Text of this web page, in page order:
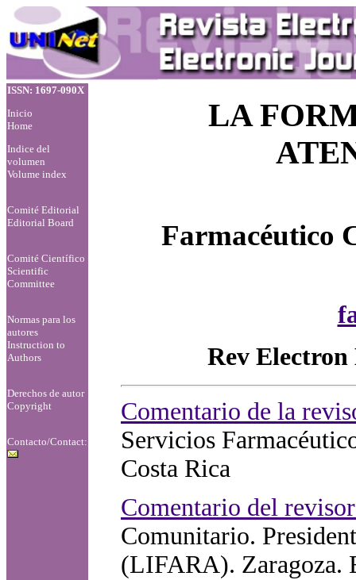
ISSN: 1697-090X
Inicio
Home
Indice del
volumen
Volume index
Comité Editorial
Editorial Board
Comité Científico
Scientific
Committee
Normas para los
autores
Instruction to
Authors
Derechos de autor
Copyright
Contacto/Contact:
LA
Farmacéutico
Rev Electron
Comentario de la
Servicios
Costa Rica
Comentario del
Comunitario.
(LIFARA). Zaragoza.